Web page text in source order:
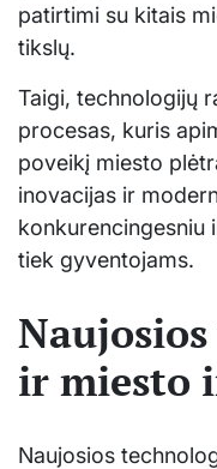
patirtimi su kitais
tikslų.
Taigi, technologijų
procesas, kuris
poveikį miesto
inovacijas ir
konkurencingesniu
tiek gyventojams.
ir miesto
Naujosios